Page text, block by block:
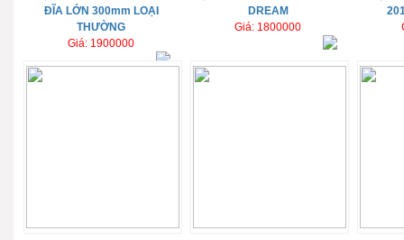
ĐĨA LỚN 300mm LOẠI
THƯỜNG
Giá: 1900000
DREAM
Giá: 1800000